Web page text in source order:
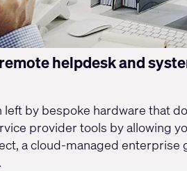
helpdesk and
by bespoke hardware that
provider tools by allowing
a cloud-managed